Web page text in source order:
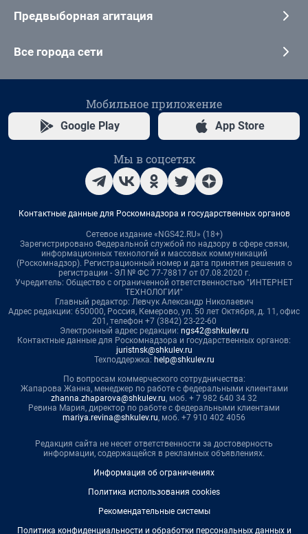
Предвыборная агитация
Все города сети
Мобильное приложение
Google Play App Store
Мы в соцсетях
Контактные данные для Роскомнадзора и государственных органов
Сетевое издание «NGS42.RU» (18+)
Зарегистрировано Федеральной службой по надзору в сфере связи,
информационных технологий и массовых коммуникаций
(Роскомнадзор). Регистрационный номер и дата принятия решения о
регистрации - ЭЛ № ФС 77-78817 от 07.08.2020 г.
Учредитель: Общество с ограниченной ответственностью "ИНТЕРНЕТ
ТЕХНОЛОГИИ"
Главный редактор: Левчук Александр Николаевич
Адрес редакции: 650000, Россия, Кемерово, ул. 50 лет Октября, д. 11, офис
201, телефон +7 (3842) 23-22-60
Электронный адрес редакции: ngs42@shkulev.ru
Контактные данные для Роскомнадзора и государственных органов:
juristnsk@shkulev.ru
Техподдержка: help@shkulev.ru
По вопросам коммерческого сотрудничества:
Жапарова Жанна, менеджер по работе с федеральными клиентами
zhanna.zhaparova@shkulev.ru, моб. + 7 982 640 34 32
Ревина Мария, директор по работе с федеральными клиентами
mariya.revina@shkulev.ru, моб. +7 910 402 4056
Редакция сайта не несет ответственности за достоверность
информации, содержащейся в рекламных объявлениях.
Информация об ограничениях
Политика использования cookies
Рекомендательные системы
Политика конфиденциальности и обработки персональных данных и